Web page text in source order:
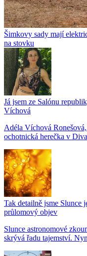
Šimkovy sady mají
na stovku
Já jsem ze Salónu
Víchová
Adéla Víchová
ochotnická herečka v
Tak detailně jsme Slunce
průlomový objev
Slunce astronomové
skrývá řadu tajemství.